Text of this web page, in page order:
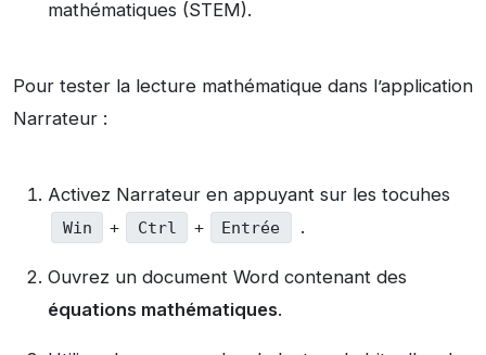
mathématiques (STEM).
Pour tester la lecture mathématique dans l’application
Narrateur :
Activez Narrateur en appuyant sur les tocuhes
Win + Ctrl + Entrée .
Ouvrez un document Word contenant des
équations mathématiques.